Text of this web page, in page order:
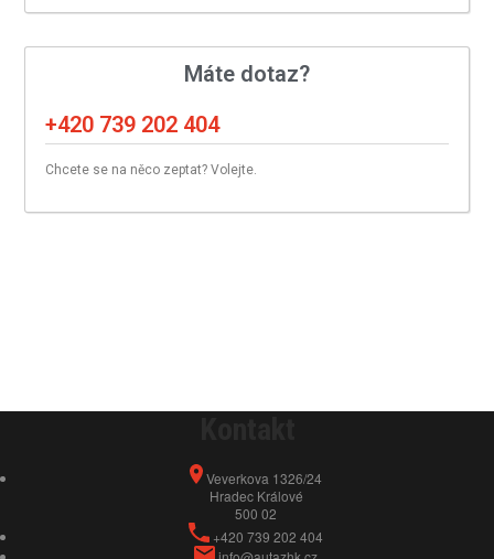
Máte dotaz?
+420 739 202 404
Chcete se na něco zeptat? Volejte.
Veverkova 1326/24
Hradec Králové
500 02
+420 739 202 404